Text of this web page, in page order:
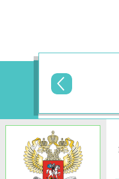
по реализации
Федерации
учебного курса
сентября 2018 года.